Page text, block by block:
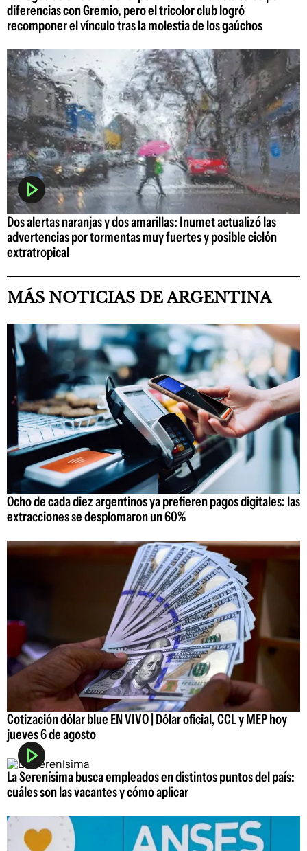
diferencias con Gremio, pero el tricolor club logró
recomponer el vínculo tras la molestia de los gaúchos
Dos alertas naranjas y dos amarillas: Inumet actualizó las
advertencias por tormentas muy fuertes y posible ciclón
extratropical
MÁS NOTICIAS DE ARGENTINA
Ocho de cada diez argentinos ya prefieren pagos digitales: las
extracciones se desplomaron un 60%
Cotización dólar blue EN VIVO | Dólar oficial, CCL y MEP hoy
jueves 6 de agosto
La Serenísima busca empleados en distintos puntos del país:
cuáles son las vacantes y cómo aplicar